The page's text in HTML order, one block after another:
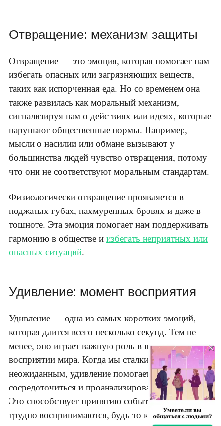
Отвращение: механизм защиты
Отвращение — это эмоция, которая помогает нам
избегать опасных или загрязняющих веществ,
таких как испорченная еда. Но со временем она
также развилась как моральный механизм,
сигнализируя нам о действиях или идеях, которые
нарушают общественные нормы. Например,
мысли о насилии или обмане вызывают у
большинства людей чувство отвращения, потому
что они не соответствуют моральным стандартам.
Физиологически отвращение проявляется в
поджатых губах, нахмуренных бровях и даже в
тошноте. Эта эмоция помогает нам поддерживать
гармонию в обществе и избегать неприятных или
опасных ситуаций.
Удивление: момент восприятия
Удивление — одна из самых коротких эмоций,
которая длится всего несколько секунд. Тем не
менее, оно играет важную роль в нашем
восприятии мира. Когда мы сталкиваемся с чем-то
неожиданным, удивление помогает нам
сосредоточиться и проанализировать ситуацию.
Это способствует принятию событий, которые
трудно воспринимаются, будь то как радостное,
×